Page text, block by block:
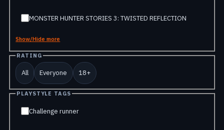
MONSTER HUNTER STORIES 3: TWISTED REFLECTION
Show/Hide more
RATING
All Everyone 18+
PLAYSTYLE TAGS
Challenge runner